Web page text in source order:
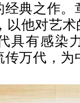
典之作
以他对艺
具有感染
万代，